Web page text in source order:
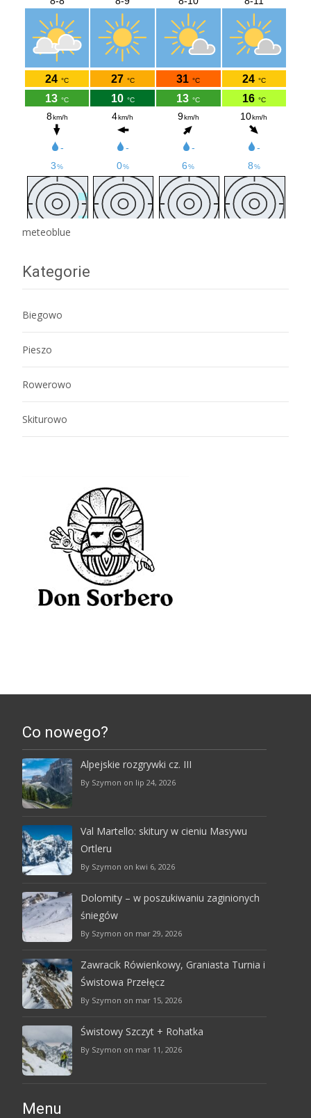
meteoblue
Kategorie
Biegowo
Pieszo
Rowerowo
Skiturowo
Co nowego?
Alpejskie rozgrywki cz. III
By Szymon on lip 24, 2026
Val Martello: skitury w cieniu Masywu
Ortleru
By Szymon on kwi 6, 2026
Dolomity – w poszukiwaniu zaginionych
śniegów
By Szymon on mar 29, 2026
Zawracik Rówienkowy, Graniasta Turnia i
Świstowa Przełęcz
By Szymon on mar 15, 2026
Świstowy Szczyt + Rohatka
By Szymon on mar 11, 2026
Menu